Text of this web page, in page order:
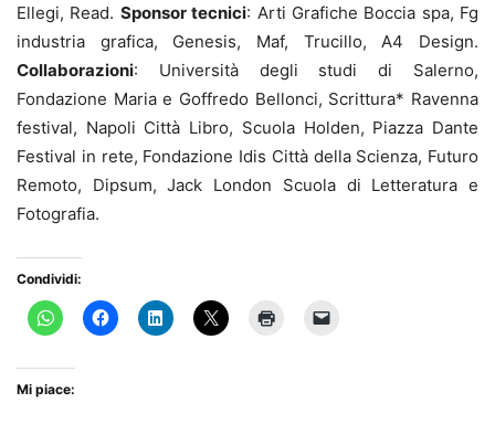
Ellegi, Read. Sponsor tecnici: Arti Grafiche Boccia spa, Fg
industria grafica, Genesis, Maf, Trucillo, A4 Design.
Collaborazioni: Università degli studi di Salerno,
Fondazione Maria e Goffredo Bellonci, Scrittura* Ravenna
festival, Napoli Città Libro, Scuola Holden, Piazza Dante
Festival in rete, Fondazione Idis Città della Scienza, Futuro
Remoto, Dipsum, Jack London Scuola di Letteratura e
Fotografia.
Condividi:
Mi piace: